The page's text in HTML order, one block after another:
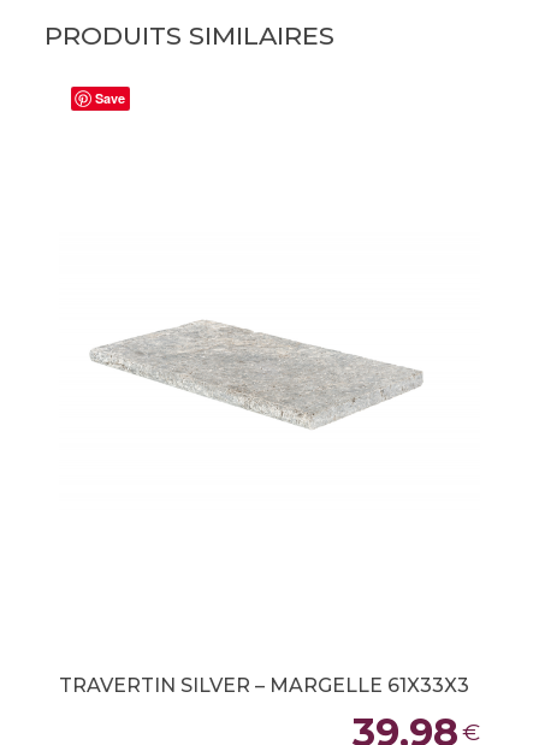
PRODUITS SIMILAIRES
Save
TRAVERTIN SILVER – MARGELLE 61X33X3
39,98€